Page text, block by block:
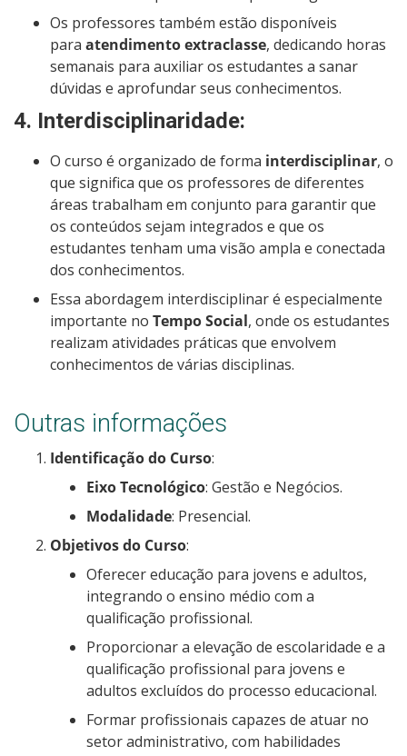
Os professores também estão disponíveis
para atendimento extraclasse, dedicando horas
semanais para auxiliar os estudantes a sanar
dúvidas e aprofundar seus conhecimentos.
4. Interdisciplinaridade:
O curso é organizado de forma interdisciplinar, o
que significa que os professores de diferentes
áreas trabalham em conjunto para garantir que
os conteúdos sejam integrados e que os
estudantes tenham uma visão ampla e conectada
dos conhecimentos.
Essa abordagem interdisciplinar é especialmente
importante no Tempo Social, onde os estudantes
realizam atividades práticas que envolvem
conhecimentos de várias disciplinas.
Outras informações
Identificação do Curso:
Eixo Tecnológico: Gestão e Negócios.
Modalidade: Presencial.
Objetivos do Curso:
Oferecer educação para jovens e adultos,
integrando o ensino médio com a
qualificação profissional.
Proporcionar a elevação de escolaridade e a
qualificação profissional para jovens e
adultos excluídos do processo educacional.
Formar profissionais capazes de atuar no
setor administrativo, com habilidades